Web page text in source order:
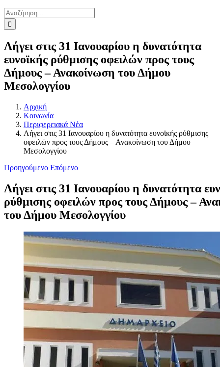
Αναζήτηση
για:
Λήγει στις 31 Ιανουαρίου η δυνατότητα
ευνοϊκής ρύθμισης οφειλών προς τους
Δήμους – Ανακοίνωση του Δήμου
Μεσολογγίου
Αρχική
Κοινωνία
Περιφερειακά Νέα
Λήγει στις 31 Ιανουαρίου η δυνατότητα ευνοϊκής ρύθμισης
οφειλών προς τους Δήμους – Ανακοίνωση του Δήμου
Μεσολογγίου
Προηγούμενο Επόμενο
Λήγει στις 31 Ιανουαρίου η δυνατότητα
ρύθμισης οφειλών προς τους Δήμους –
του Δήμου Μεσολογγίου
Προβολή
μεγαλύτερης